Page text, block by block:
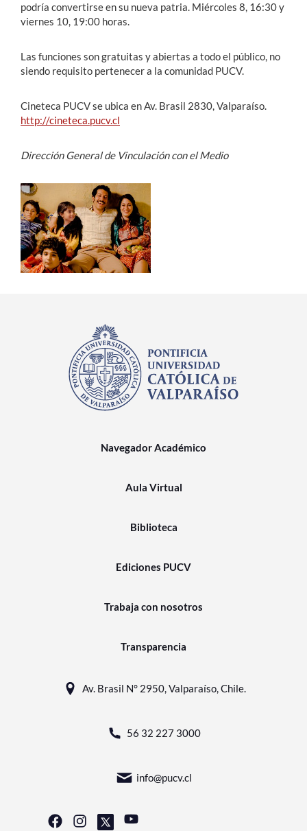
podría convertirse en su nueva patria. Miércoles 8, 16:30 y
viernes 10, 19:00 horas.
Las funciones son gratuitas y abiertas a todo el público, no
siendo requisito pertenecer a la comunidad PUCV.
Cineteca PUCV se ubica en Av. Brasil 2830, Valparaíso.
http://cineteca.pucv.cl
Dirección General de Vinculación con el Medio
Navegador Académico
Aula Virtual
Biblioteca
Ediciones PUCV
Trabaja con nosotros
Transparencia
Av. Brasil N° 2950, Valparaíso, Chile.
56 32 227 3000
info@pucv.cl